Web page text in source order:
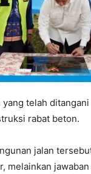
telah
rabat beton.
jalan
melainkan